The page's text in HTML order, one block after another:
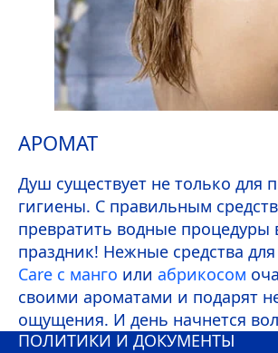
АРОМАТ
Душ существует не только для
гигиены. С правильным
превратить водные процедуры
праздник! Нежные средства
Care с манго или абрикосом
своими ароматами и подарят
ощущения. И день начнется
ПОЛИТИКИ И ДОКУМЕНТЫ